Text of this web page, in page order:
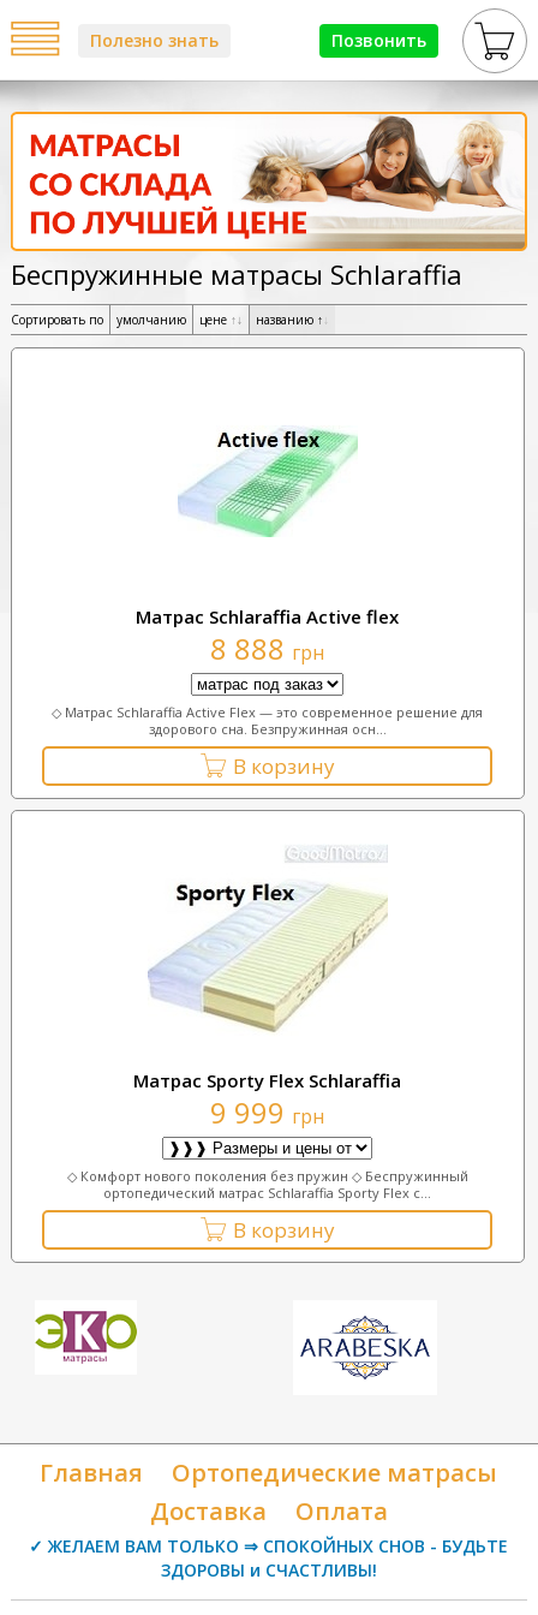
Позвонить
Полезно знать
Беспружинные матрасы Schlaraffia
Сортировать по умолчанию цене ↑↓ названию ↑ ↓
Матрас Schlaraffia Active flex
8 888 грн
◇ Матрас Schlaraffia Active Flex — это современное решение для
здорового сна. Безпружинная осн...
В корзину
Матрас Sporty Flex Schlaraffia
9 999 грн
◇ Комфорт нового поколения без пружин ◇ Беспружинный
ортопедический матрас Schlaraffia Sporty Flex с...
В корзину
Главная
Ортопедические матрасы
Доставка
Оплата
✓ ЖЕЛАЕМ ВАМ ТОЛЬКО ⇒ СПОКОЙНЫХ СНОВ - БУДЬТЕ
ЗДОРОВЫ и СЧАСТЛИВЫ!